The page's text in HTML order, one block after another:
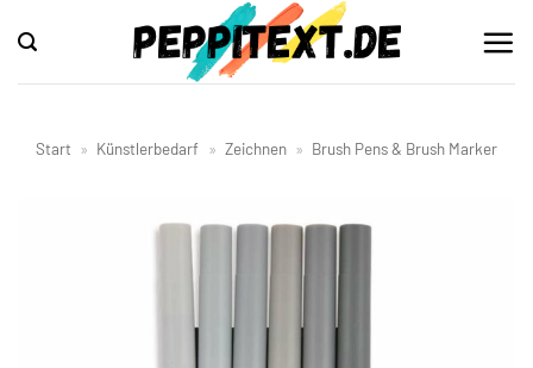
Inhalt
springen
Start » Künstlerbedarf » Zeichnen » Brush Pens & Brush Marker